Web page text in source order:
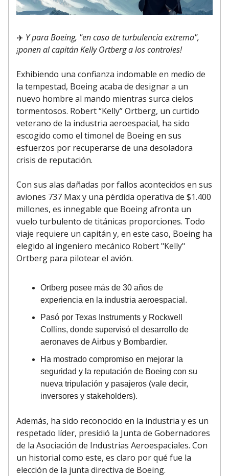
✈️ Y para Boeing, "en caso de turbulencia extrema",
¡ponen al capitán Kelly Ortberg a los controles!
Exhibiendo una confianza indomable en medio de
la tempestad, Boeing acaba de designar a un
nuevo hombre al mando mientras surca cielos
tormentosos. Robert “Kelly” Ortberg, un curtido
veterano de la industria aeroespacial, ha sido
escogido como el timonel de Boeing en sus
esfuerzos por recuperarse de una desoladora
crisis de reputación.
Con sus alas dañadas por fallos acontecidos en sus
aviones 737 Max y una pérdida operativa de $1.400
millones, es innegable que Boeing afronta un
vuelo turbulento de titánicas proporciones. Todo
viaje requiere un capitán y, en este caso, Boeing ha
elegido al ingeniero mecánico Robert "Kelly"
Ortberg para pilotear el avión.
Ortberg posee más de 30 años de
experiencia en la industria aeroespacial.
Pasó por Texas Instruments y Rockwell
Collins, donde supervisó el desarrollo de
aeronaves de Airbus y Bombardier.
Ha mostrado compromiso en mejorar la
seguridad y la reputación de Boeing con su
nueva tripulación y pasajeros (vale decir,
inversores y stakeholders).
Además, ha sido reconocido en la industria y es un
respetado líder, presidió la Junta de Gobernadores
de la Asociación de Industrias Aeroespaciales. Con
un historial como este, es claro por qué fue la
elección de la junta directiva de Boeing.